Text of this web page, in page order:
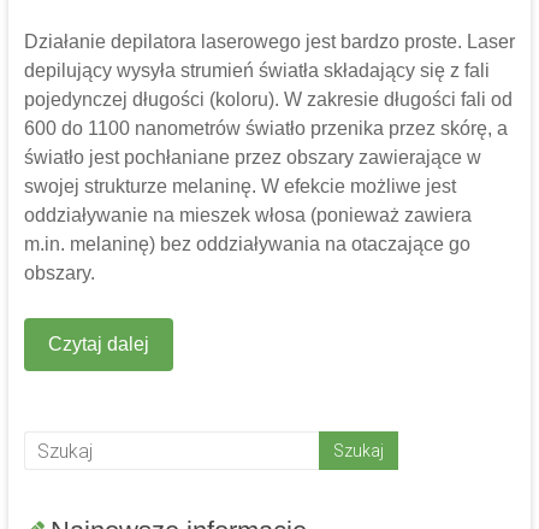
Działanie depilatora laserowego jest bardzo proste. Laser
depilujący wysyła strumień światła składający się z fali
pojedynczej długości (koloru). W zakresie długości fali od
600 do 1100 nanometrów światło przenika przez skórę, a
światło jest pochłaniane przez obszary zawierające w
swojej strukturze melaninę. W efekcie możliwe jest
oddziaływanie na mieszek włosa (ponieważ zawiera
m.in. melaninę) bez oddziaływania na otaczające go
obszary.
Czytaj dalej